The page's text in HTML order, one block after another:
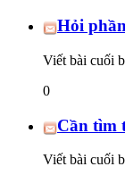
Hỏi
Viết bài cuối
0
Cần tìm
Viết bài cuối